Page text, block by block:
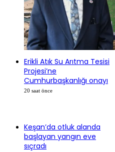
Erikli Atık Su Arıtma Tesisi
Projesi’ne
Cumhurbaşkanlığı onayı
20 saat önce
Keşan’da otluk alanda
başlayan yangın eve
sıçradı